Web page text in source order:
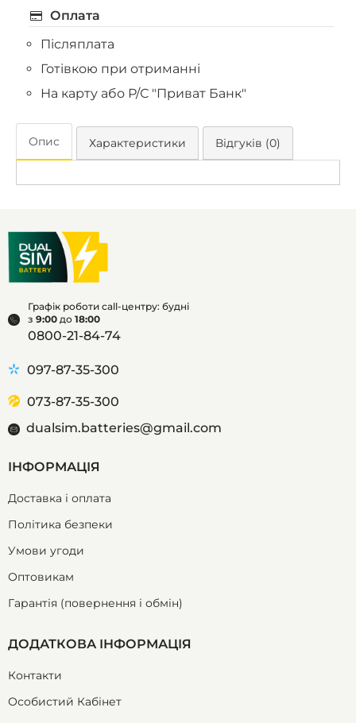
Оплата
Післяплата
Готівкою при отриманні
На карту або Р/С "Приват Банк"
Опис Характеристики Відгуків (0)
Графік роботи call-центру: будні
з 9:00 до 18:00
0800-21-84-74
097-87-35-300
073-87-35-300
dualsim.batteries@gmail.com
ІНФОРМАЦІЯ
Доставка і оплата
Політика безпеки
Умови угоди
Оптовикам
Гарантія (повернення і обмін)
ДОДАТКОВА ІНФОРМАЦІЯ
Контакти
Особистий Кабінет